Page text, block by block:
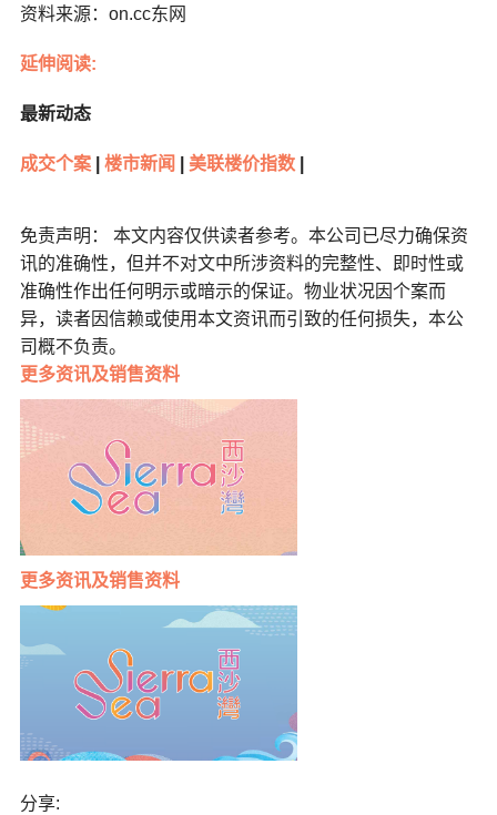
资料来源：on.cc东网
延伸阅读:
最新动态
成交个案| 楼市新闻 美联楼价指数|
免责声明： 本文内容仅供读者参考。本公司已尽力确保资
讯的准确性，但并不对文中所涉资料的完整性、即时性或
准确性作出任何明示或暗示的保证。物业状况因个案而
异，读者因信赖或使用本文资讯而引致的任何损失，本公
司概不负责。
更多资讯及销售资料
更多资讯及销售资料
分享: